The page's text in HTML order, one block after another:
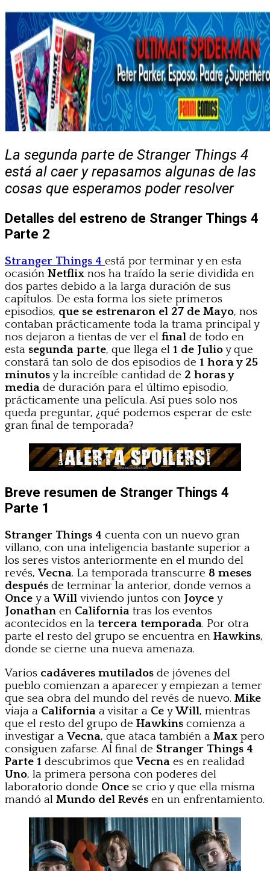
La segunda parte de Stranger Things 4
está al caer y repasamos algunas de las
cosas que esperamos poder resolver
Detalles del estreno de Stranger Things 4
Parte 2
Stranger Things 4 está por terminar y en esta
ocasión Netflix nos ha traído la serie dividida en
dos partes debido a la larga duración de sus
capítulos. De esta forma los siete primeros
episodios, que se estrenaron el 27 de Mayo, nos
contaban prácticamente toda la trama principal y
nos dejaron a tientas de ver el final de todo en
esta segunda parte, que llega el 1 de Julioy que
constará tan solo de dos episodios de 1 hora y 25
minutosy la increíble cantidad de 2 horas y
media de duración para el último episodio,
prácticamente una película. Así pues solo nos
queda preguntar, ¿qué podemos esperar de este
gran final de temporada?
Breve resumen de Stranger Things 4
Parte 1
Stranger Things 4 cuenta con un nuevo gran
villano, con una inteligencia bastante superior a
los seres vistos anteriormente en el mundo del
revés,Vecna. La temporada transcurre 8 meses
después de terminar la anterior, donde vemos a
Once y aWill viviendo juntos con Joyce y
Jonathan en California tras los eventos
acontecidos en la tercera temporada. Por otra
parte el resto del grupo se encuentra en Hawkins,
donde se cierne una nueva amenaza.
Varios cadáveres mutilados de jóvenes del
pueblo comienzan a aparecer y empiezan a temer
que sea obra del mundo del revés de nuevo. Mike
viaja a California a visitar a Ce yWill, mientras
que el resto del grupo de Hawkins comienza a
investigar aVecna, que ataca también a Max pero
consiguen zafarse. Al final de Stranger Things 4
Parte 1 descubrimos queVecna es en realidad
Uno, la primera persona con poderes del
laboratorio donde Once se crio y que ella misma
mandó al Mundo del Revés en un enfrentamiento.